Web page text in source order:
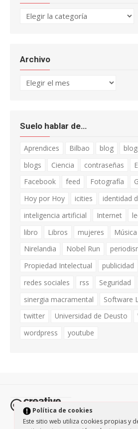
Política de cookies
Este sitio web utiliza cookies propias y
Categorías
Archivo
Archivo
Suelo hablar de…
Aprendices Bilbao blog
blogs
Ciencia contraseñas
Facebook
feed Fotografía
Hoy por Hoy
icities
identidad
inteligencia artificial
Internet
libro
Libros mujeres Música
Nirelandia
Nobel Run
Propiedad Intelectual
publicidad
redes sociales
rss Seguridad
sinergia macramental
Software
twitter
Universidad de Deusto
wordpress
youtube
Todos los
protegidos por la licencia Creative